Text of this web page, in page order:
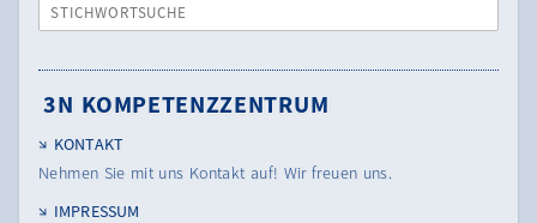
STICHWORTSUCHE
3N KOMPETENZZENTRUM
KONTAKT
Nehmen Sie mit uns Kontakt auf! Wir freuen uns.
IMPRESSUM